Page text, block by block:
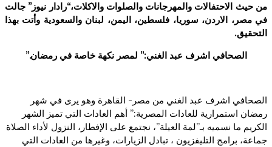
من حيث الاحتفالات والمهرجانات والصلوات والاكلات،“رادار نيوز” جالت
في مصر، الاردن، سوريا، فلسطين، اليمن، لبنان والسعودية وأتت بهذا
التحقيق.
الصحافي اشرف عبد الغني:” لمصر نكهة خاصة في رمضان.”
الصحافي اشرف عبد الغني من مصر- القاهرة وهو يرى في شهر
رمضان استمرارية للعادات المصرية:” أهم العادات التي تميز الشهر
الكريم ما نسميه بـ”لمة العيلة”، نجتمع على الإفطار، النزول لأداء الصلاة
جماعة، برامج التليفزيون ، تبادل الزيارات، وغيرها من العادات التي